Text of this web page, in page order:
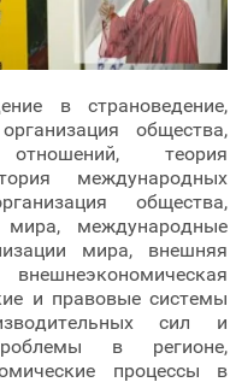
в страноведение,
общества,
теория
международных
общества,
мира, международные
мира, внешняя
и правовые системы
сил и
в регионе,
процессы в